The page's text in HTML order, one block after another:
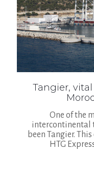
Tangier,
One of the
intercontinental
been Tangier.
HTG